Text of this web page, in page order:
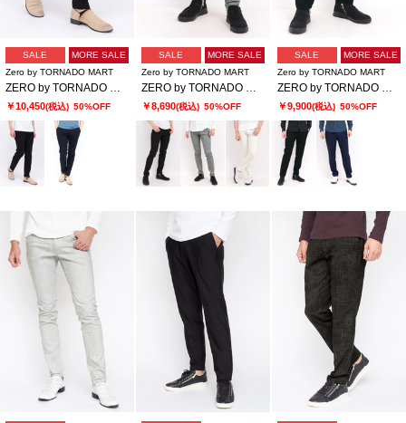
SALE
MORE SALE
Zero by TORNADO MART
ZERO by TORNADO MART∴Lightトリコットワッシャーイージースラックス
￥10,450(税込) 50%OFF
SALE
MORE SALE
Zero by TORNADO MART
ZERO by TORNADO MART∴ハイテンションへリンボンスリム５ポケットパンツ
￥8,690(税込) 50%OFF
SALE
MORE SALE
Zero by TORNADO MART
ZERO by TORNADO MART∴TRブライトストレッチジャカードスラックス
￥9,900(税込) 50%OFF